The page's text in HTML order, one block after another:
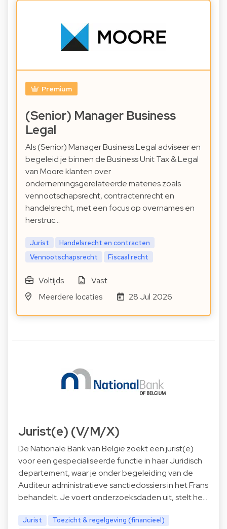
Premium
(Senior) Manager Business
Legal
Als (Senior) Manager Business Legal adviseer en
begeleid je binnen de Business Unit Tax & Legal
van Moore klanten over
ondernemingsgerelateerde materies zoals
vennootschapsrecht, contractenrecht en
handelsrecht, met een focus op overnames en
herstruc…
Jurist
Handelsrecht en contracten
Vennootschapsrecht
Fiscaal recht
Voltijds
Vast
Meerdere locaties
28 Jul 2026
Jurist(e) (V/M/X)
De Nationale Bank van België zoekt een jurist(e)
voor een gespecialiseerde functie in haar Juridisch
departement, waar je onder begeleiding van de
Auditeur administratieve sanctiedossiers in het Frans
behandelt. Je voert onderzoeksdaden uit, stelt he…
Jurist
Toezicht & regelgeving (financieel)